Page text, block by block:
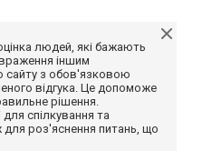
людей, які бажають
іншим
сайту з обов'язковою
відгука. Це допоможе
рішення.
спілкування та
роз'яснення питань, що